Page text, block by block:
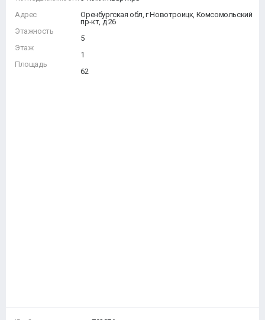
Адрес
Этажность
Этаж
Площадь
Оренбургская обл, г Новотроицк, Комсомольский
пр-кт, д 26
5
1
62